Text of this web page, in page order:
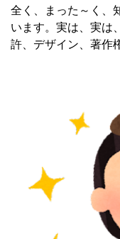
全く、まった～く、
います。実は、実は
許、デザイン、著作